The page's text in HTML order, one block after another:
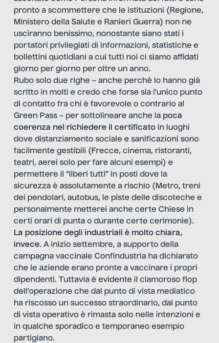
pronto a scommettere che le istituzioni (Regione,
Ministero della Salute e Ranieri Guerra) non ne
usciranno benissimo, nonostante siano stati i
portatori privilegiati di informazioni, statistiche e
bollettini quotidiani a cui tutti noi ci siamo affidati
giorno per giorno per oltre un anno.
Rubo solo due righe – anche perchè lo hanno già
scritto in molti e credo che forse sia l’unico punto
di contatto fra chi è favorevole o contrario al
Green Pass – per sottolineare anche la poca
coerenza nel richiedere il certificato in luoghi
dove distanziamento sociale e sanificazioni sono
facilmente gestibili (Frecce, cinema, ristoranti,
teatri, aerei solo per fare alcuni esempi) e
permettere il “liberi tutti” in posti dove la
sicurezza è assolutamente a rischio (Metro, treni
dei pendolari, autobus, le piste delle discoteche e
personalmente metterei anche certe Chiese in
certi orari di punta o durante certe cerimonie).
La posizione degli industriali è molto chiara,
invece. A inizio settembre, a supporto della
campagna vaccinale Confindustria ha dichiarato
che le aziende erano pronte a vaccinare i propri
dipendenti. Tuttavia è evidente il clamoroso flop
dell’operazione che dal punto di vista mediatico
ha riscosso un successo straordinario, dal punto
di vista operativo è rimasta solo nelle intenzioni e
in qualche sporadico e temporaneo esempio
partigiano.